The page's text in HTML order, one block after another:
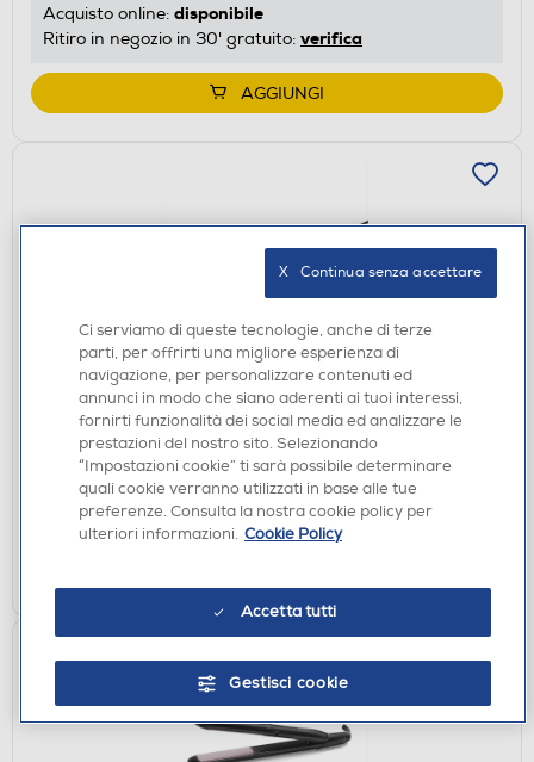
Acquisto online: disponibile
Ritiro in negozio in 30' gratuito: verifica
AGGIUNGI
PIASTRE
BABYLISS - Piastra per capelli ST493E
€ 59,90
Acquisto online:disponibile
Ritiro in negozio in 30' gratuito:verifica
Ci serviamo di queste tecnologie, anche di terze
parti, per offrirti una migliore esperienza di
navigazione, per personalizzare contenuti ed
annunci in modo che siano aderenti ai tuoi interessi,
fornirti funzionalità dei social media ed analizzare le
prestazioni del nostro sito. Selezionando
“Impostazioni cookie” ti sarà possibile determinare
quali cookie verranno utilizzati in base alle tue
preferenze. Consulta la nostra cookie policy per
ulteriori informazioni. Cookie Policy
Accetta tutti
Gestisci cookie
X   Continua senza accettare